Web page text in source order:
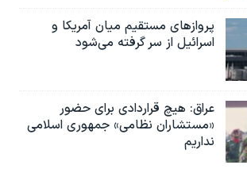
پروازهای مستقیم میان آمریکا و
اسرائیل از سر گرفته می‌شود
عراق: هیچ قراردادی برای حضور
«مستشاران نظامی» جمهوری اسلامی
نداریم